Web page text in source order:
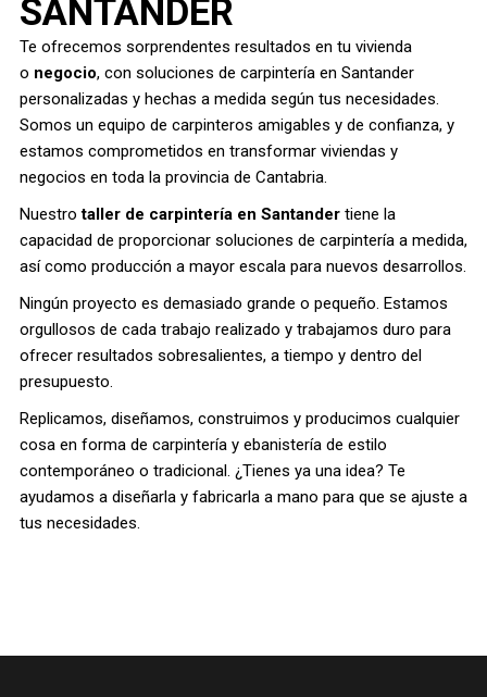
SANTANDER
Te ofrecemos sorprendentes resultados en tu vivienda
o negocio, con soluciones de carpintería en Santander
personalizadas y hechas a medida según tus necesidades.
Somos un equipo de carpinteros amigables y de confianza, y
estamos comprometidos en transformar viviendas y
negocios en toda la provincia de Cantabria.
Nuestro taller de carpintería en Santandertiene la
capacidad de proporcionar soluciones de carpintería a medida,
así como producción a mayor escala para nuevos desarrollos.
Ningún proyecto es demasiado grande o pequeño. Estamos
orgullosos de cada trabajo realizado y trabajamos duro para
ofrecer resultados sobresalientes, a tiempo y dentro del
presupuesto.
Replicamos, diseñamos, construimos y producimos cualquier
cosa en forma de carpintería y ebanistería de estilo
contemporáneo o tradicional. ¿Tienes ya una idea? Te
ayudamos a diseñarla y fabricarla a mano para que se ajuste a
tus necesidades.